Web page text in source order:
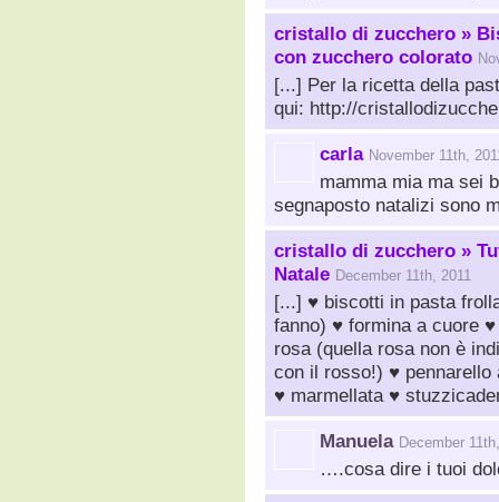
cristallo di zucchero »
con zucchero colorato
[...] Per la ricetta della
qui: http://
carla November 11th,
mamma mia ma sei
segnaposto natalizi sono
cristallo di zucchero »
Natale December 11th, 2011
[...] ♥ biscotti in pasta
fanno) ♥ formina a cuore
rosa (quella rosa non è
con il rosso!) ♥
♥ marmellata ♥
Manuela December
….cosa dire i tuoi